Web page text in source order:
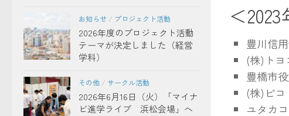
＜
豊川信
(株)トヨ
豊橋市
(株)ピコ
ユタカ
お知らせ / プロジェクト活動
2026年度のプロジェクト活動
テーマが決定しました（経営
学科）
その他 / サークル活動
2026年6月16日（火）「マイナ
ビ進学ライブ 浜松会場」へ